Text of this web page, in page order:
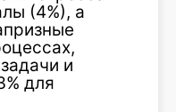
(4%), а
и
для